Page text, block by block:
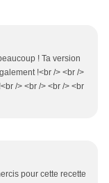
! Ta version
!<br /> <br />
/> <br /> <br /> <br
pour cette recette